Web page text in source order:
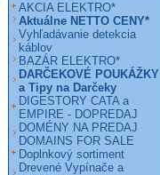
AKCIA ELEKTRO*
Aktuálne NETTO CENY*
Vyhľadávanie detekcia
káblov
BAZÁR ELEKTRO*
DARČEKOVÉ POUKÁŽKY
a Tipy na Darčeky
DIGESTORY CATA a
EMPIRE - DOPREDAJ
DOMÉNY NA PREDAJ
DOMAINS FOR SALE
Doplnkový sortiment
Drevené Vypínače a